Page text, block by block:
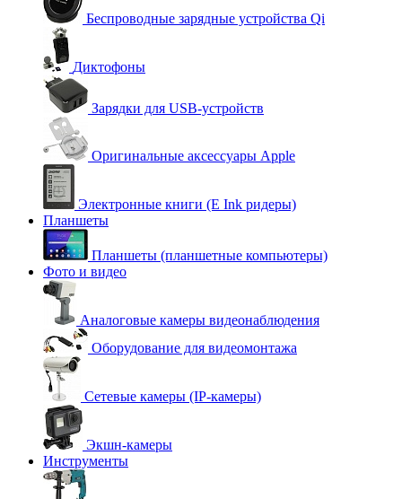
Беспроводные зарядные устройства Qi
Диктофоны
Зарядки для USB-устройств
Оригинальные аксессуары Apple
Электронные книги (E Ink ридеры)
Планшеты
Планшеты (планшетные компьютеры)
Фото и видео
Аналоговые камеры видеонаблюдения
Оборудование для видеомонтажа
Сетевые камеры (IP-камеры)
Экшн-камеры
Инструменты